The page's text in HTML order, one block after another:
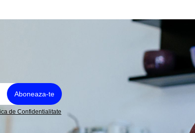
de Confidentialitate